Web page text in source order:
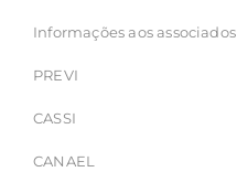
Informações aos associados
PREVI
CASSI
CANAEL